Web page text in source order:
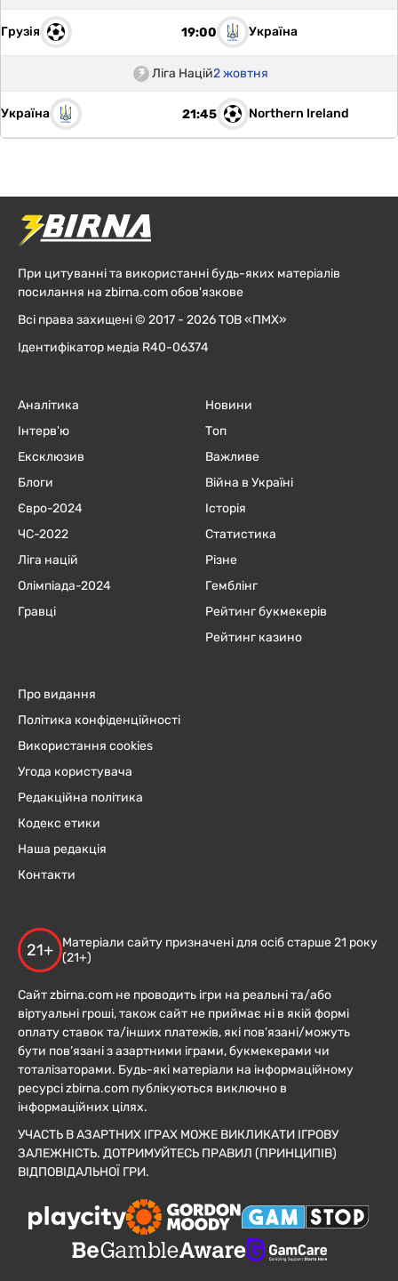
Грузія 19:00 Україна
Ліга Націй2 жовтня
Україна 21:45 Northern Ireland
При цитуванні та використанні будь-яких матеріалів
посилання на zbirna.com обов'язкове
Всі права захищені © 2017 - 2026 ТОВ «ПМХ»
Ідентифікатор медіа R40-06374
Аналітика
Інтерв'ю
Ексклюзив
Блоги
Євро-2024
ЧC-2022
Ліга націй
Олімпіада-2024
Гравці
Новини
Топ
Важливе
Війна в Україні
Історія
Статистика
Різне
Гемблінг
Рейтинг букмекерів
Рейтинг казино
Про видання
Політика конфіденційності
Використання cookies
Угода користувача
Редакційна політика
Кодекс етики
Наша редакція
Контакти
21+
Матеріали сайту призначені для осіб старше 21 року
(21+)
Сайт zbirna.com не проводить ігри на реальні та/або
віртуальні гроші, також сайт не приймає ні в якій формі
оплату ставок та/інших платежів, які пов’язані/можуть
бути пов’язані з азартними іграми, букмекерами чи
тоталізаторами. Будь-які матеріали на інформаційному
ресурсі zbirna.com публікуються виключно в
інформаційних цілях.
УЧАСТЬ В АЗАРТНИХ ІГРАХ МОЖЕ ВИКЛИКАТИ ІГРОВУ
ЗАЛЕЖНІСТЬ. ДОТРИМУЙТЕСЬ ПРАВИЛ (ПРИНЦИПІВ)
ВІДПОВІДАЛЬНОЇ ГРИ.